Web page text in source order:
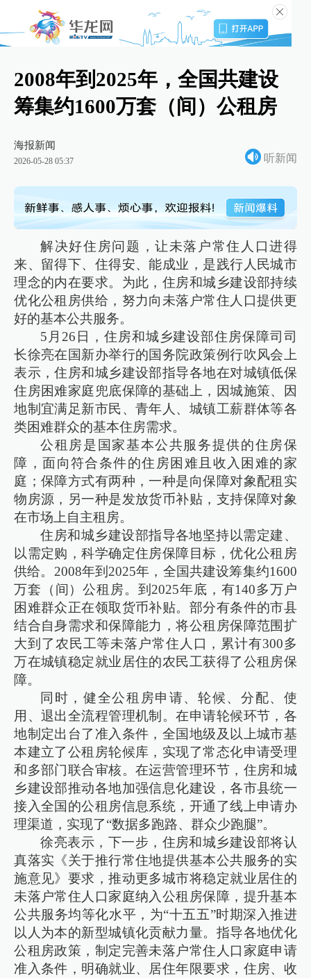
2008年到2025年，全国共建设
筹集约1600万套（间）公租房
海报新闻
2026-05-28 05:37 听新闻
解决好住房问题，让未落户常住人口进得
来、留得下、住得安、能成业，是践行人民城市
理念的内在要求。为此，住房和城乡建设部持续
优化公租房供给，努力向未落户常住人口提供更
好的基本公共服务。
5月26日，住房和城乡建设部住房保障司司
长徐亮在国新办举行的国务院政策例行吹风会上
表示，住房和城乡建设部指导各地在对城镇低保
住房困难家庭兜底保障的基础上，因城施策、因
地制宜满足新市民、青年人、城镇工薪群体等各
类困难群众的基本住房需求。
公租房是国家基本公共服务提供的住房保
障，面向符合条件的住房困难且收入困难的家
庭；保障方式有两种，一种是向保障对象配租实
物房源，另一种是发放货币补贴，支持保障对象
在市场上自主租房。
住房和城乡建设部指导各地坚持以需定建、
以需定购，科学确定住房保障目标，优化公租房
供给。2008年到2025年，全国共建设筹集约1600
万套（间）公租房。到2025年底，有140多万户
困难群众正在领取货币补贴。部分有条件的市县
结合自身需求和保障能力，将公租房保障范围扩
大到了农民工等未落户常住人口，累计有300多
万在城镇稳定就业居住的农民工获得了公租房保
障。
同时，健全公租房申请、轮候、分配、使
用、退出全流程管理机制。在申请轮候环节，各
地制定出台了准入条件，全国地级及以上城市基
本建立了公租房轮候库，实现了常态化申请受理
和多部门联合审核。在运营管理环节，住房和城
乡建设部推动各地加强信息化建设，各市县统一
接入全国的公租房信息系统，开通了线上申请办
理渠道，实现了“数据多跑路、群众少跑腿”。
徐亮表示，下一步，住房和城乡建设部将认
真落实《关于推行常住地提供基本公共服务的实
施意见》要求，推动更多城市将稳定就业居住的
未落户常住人口家庭纳入公租房保障，提升基本
公共服务均等化水平，为“十五五”时期深入推进
以人为本的新型城镇化贡献力量。指导各地优化
公租房政策，制定完善未落户常住人口家庭申请
准入条件，明确就业、居住年限要求，住房、收